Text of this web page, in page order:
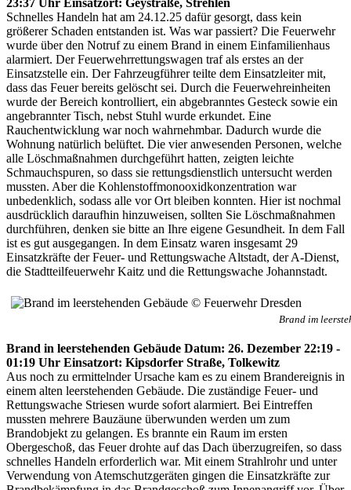
Schnelles Handeln hat am 24.12.25 dafür gesorgt, dass kein
größerer Schaden entstanden ist. Was war passiert? Die Feuerwehr
wurde über den Notruf zu einem Brand in einem Einfamilienhaus
alarmiert. Der Feuerwehrrettungswagen traf als erstes an der
Einsatzstelle ein. Der Fahrzeugführer teilte dem Einsatzleiter mit,
dass das Feuer bereits gelöscht sei. Durch die Feuerwehreinheiten
wurde der Bereich kontrolliert, ein abgebranntes Gesteck sowie ein
angebrannter Tisch, nebst Stuhl wurde erkundet. Eine
Rauchentwicklung war noch wahrnehmbar. Dadurch wurde die
Wohnung natürlich belüftet. Die vier anwesenden Personen, welche
alle Löschmaßnahmen durchgeführt hatten, zeigten leichte
Schmauchspuren, so dass sie rettungsdienstlich untersucht werden
mussten. Aber die Kohlenstoffmonooxidkonzentration war
unbedenklich, sodass alle vor Ort bleiben konnten. Hier ist nochmal
ausdrücklich daraufhin hinzuweisen, sollten Sie Löschmaßnahmen
durchführen, denken sie bitte an Ihre eigene Gesundheit. In dem Fall
ist es gut ausgegangen. In dem Einsatz waren insgesamt 29
Einsatzkräfte der Feuer- und Rettungswache Altstadt, der A-Dienst,
die Stadtteilfeuerwehr Kaitz und die Rettungswache Johannstadt.
Brand im
Brand in leerstehenden Gebäude Datum: 26. Dezember 22:19 -
01:19 Uhr Einsatzort: Kipsdorfer Straße, Tolkewitz
Aus noch zu ermittelnder Ursache kam es zu einem Brandereignis in
einem alten leerstehenden Gebäude. Die zuständige Feuer- und
Rettungswache Striesen wurde sofort alarmiert. Bei Eintreffen
mussten mehrere Bauzäune überwunden werden um zum
Brandobjekt zu gelangen. Es brannte ein Raum im ersten
Obergeschoß, das Feuer drohte auf das Dach überzugreifen, so dass
schnelles Handeln erforderlich war. Mit einem Strahlrohr und unter
Verwendung von Atemschutzgeräten gingen die Einsatzkräfte zur